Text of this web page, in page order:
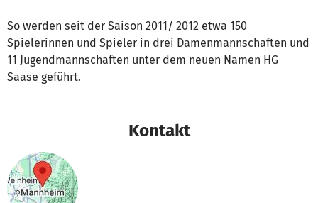
So werden seit der Saison 2011/ 2012 etwa 150
Spielerinnen und Spieler in drei Damenmannschaften und
11 Jugendmannschaften unter dem neuen Namen HG
Saase geführt.
Kontakt